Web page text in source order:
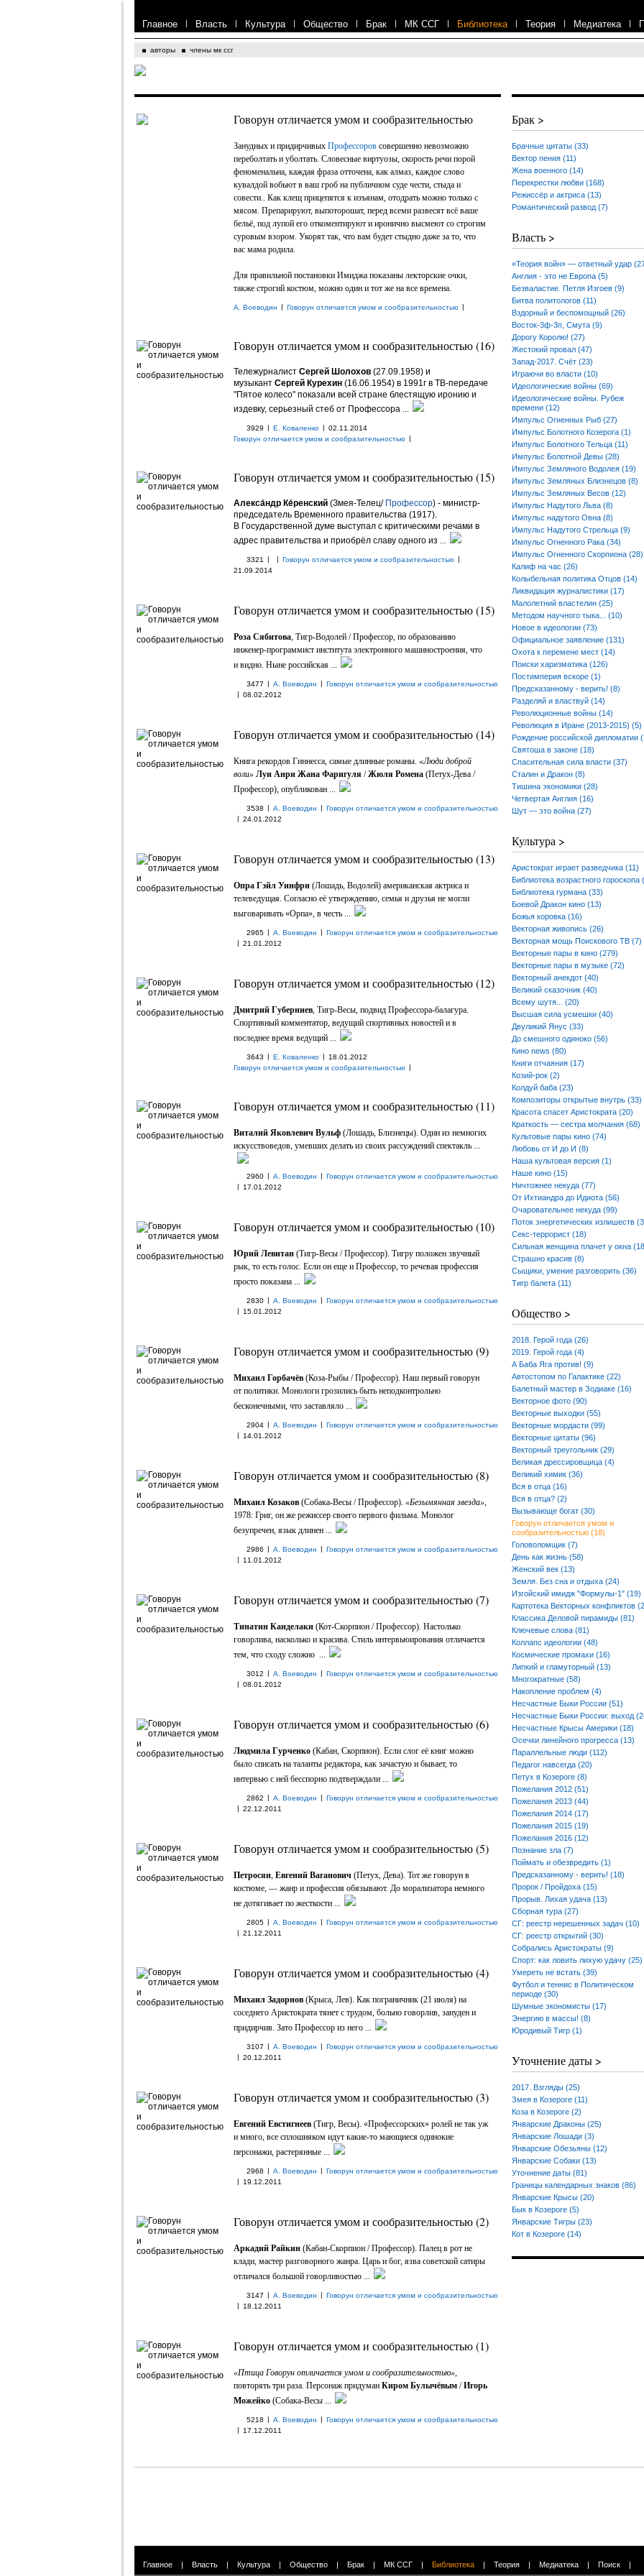
Главное | Власть | Культура | Общество | Брак | МК ССГ | Библиотека | Теория | Медиатека |
авторы члены мк ссг
Говорун отличается умом и сообразительностью
Занудных и придирчивых Профессоров совершенно невозможно
переболтать и уболтать. Словесные виртуозы, скорость речи порой
феноменальна, каждая фраза отточена, как алмаз, каждое слово
кувалдой вобьют в ваш гроб на публичном суде чести, стыда и
совести.. Как клещ прицепятся к изъянам, отодрать можно только с
мясом. Препарируют, выпоторошат, перед всеми развесят всё ваше
бельё, под лупой его откоментируют и иронично высмеют со строгим
суровым взором. Укорят так, что вам будет стыдно даже за то, что
вас мама родила.
Для правильной постановки Имиджа показаны лекторские очки,
также строгий костюм, можно один и тот же на все времена.
А. Воеводин | Говорун отличается умом и сообразительностью |
Говорун отличается умом и сообразительностью (16)
Тележурналист Сергей Шолохов (27.09.1958) и
музыкант Сергей Курехин (16.06.1954) в 1991г в ТВ-передаче
"Пятое колесо" показали всей стране блестящую иронию и
издевку, серьезный стеб от Профессора ...
3929 | Е. Коваленко |
Говорун отличается умом и сообразительностью |
02.11.2014
Говорун отличается умом и сообразительностью (15)
Алекса́ндр Ке́ренский (Змея-Телец/ Профессор) - министр-
председатель Временного правительства (1917).
В Государственной думе выступал с критическими речами в
адрес правительства и приобрёл славу одного из ...
3321 | | Говорун отличается умом и сообразительностью |
21.09.2014
Говорун отличается умом и сообразительностью (15)
Роза Сябитова, Тигр-Водолей / Профессор, по образованию
инженер-программист института электронного машиностроения, что
и видно. Ныне российская ...
3477 | А. Воеводин | Говорун отличается умом и сообразительностью
| 08.02.2012
Говорун отличается умом и сообразительностью (14)
Книга рекордов Гиннесса, самые длинные романы. «Люди доброй
воли» Луи Анри Жана Фаригуля /Жюля Ромена (Петух-Дева /
Профессор), опубликован ...
3538 | А. Воеводин | Говорун отличается умом и сообразительностью
| 24.01.2012
Говорун отличается умом и сообразительностью (13)
Опра Гэйл Уинфри (Лошадь, Водолей) американская актриса и
телеведущая. Согласно её утверждению, семья и друзья не могли
выговаривать «Орпа», в честь ...
2965 | А. Воеводин | Говорун отличается умом и сообразительностью
| 21.01.2012
Говорун отличается умом и сообразительностью (12)
Дмитрий Губерниев, Тигр-Весы, подвид Профессора-балагура.
Спортивный комментатор, ведущий спортивных новостей и в
последнее время ведущий ...
3643 | Е. Коваленко |
Говорун отличается умом и сообразительностью |
18.01.2012
Говорун отличается умом и сообразительностью (11)
Виталий Яковлевич Вульф (Лошадь, Близнецы). Один из немногих
искусствоведов, умевших делать из своих рассуждений спектакль ...
2960 | А. Воеводин | Говорун отличается умом и сообразительностью
|
17.01.2012
Говорун отличается умом и сообразительностью (10)
Юрий Левитан (Тигр-Весы / Профессор). Тигру положен звучный
рык, то есть голос. Если он еще и Профессор, то речевая профессия
просто показана ...
2830 | А. Воеводин | Говорун отличается умом и сообразительностью
|
15.01.2012
Говорун отличается умом и сообразительностью (9)
Михаил Горбачёв (Коза-Рыбы / Профессор). Наш первый говорун
от политики. Монологи грозились быть неподконтрольно
бесконечными, что заставляло ...
2904 | А. Воеводин | Говорун отличается умом и сообразительностью
|
14.01.2012
Говорун отличается умом и сообразительностью (8)
Михаил Козаков (Собака-Весы / Профессор). «Безымянная звезда»,
1978: Григ, он же режиссер своего первого фильма. Монолог
безупречен, язык длинен ...
2986 | А. Воеводин | Говорун отличается умом и сообразительностью
|
11.01.2012
Говорун отличается умом и сообразительностью (7)
Тинатин Канделаки (Кот-Скорпион / Профессор). Настолько
говорлива, насколько и красива. Стиль интервьюирования отличается
тем, что сходу сложно ...
3012 | А. Воеводин | Говорун отличается умом и сообразительностью
| 08.01.2012
Говорун отличается умом и сообразительностью (6)
Людмила Гурченко (Кабан, Скорпион). Если слог её книг можно
было списать на таланты редактора, как зачастую и бывает, то
интервью с ней бесспорно подтверждали ...
2862 | А. Воеводин | Говорун отличается умом и сообразительностью
| 22.12.2011
Говорун отличается умом и сообразительностью (5)
Петросян, Евгений Ваганович (Петух, Дева). Тот же говорун в
костюме, — жанр и профессия обязывают. До морализатора немного
не дотягивает по жесткости ...
2805 | А. Воеводин | Говорун отличается умом и сообразительностью
| 21.12.2011
Говорун отличается умом и сообразительностью (4)
Михаил Задорнов (Крыса, Лев). Как пограничник (21 июля) на
соседнего Аристократа тянет с трудом, больно говорлив, зануден и
придирчив. Зато Профессор из него ...
3107 | А. Воеводин | Говорун отличается умом и сообразительностью
| 20.12.2011
Говорун отличается умом и сообразительностью (3)
Евгений Евстигнеев (Тигр, Весы). «Профессорских» ролей не так уж
и много, все сплошняком идут какие-то мающиеся одинокие
персонажи, растерянные ...
2968 | А. Воеводин | Говорун отличается умом и сообразительностью
|
19.12.2011
Говорун отличается умом и сообразительностью (2)
Аркадий Райкин (Кабан-Скорпион / Профессор). Палец в рот не
клади, мастер разговорного жанра. Царь и бог, язва советской сатиры
отличался большой говорливостью ...
3147 | А. Воеводин | Говорун отличается умом и сообразительностью
|
18.12.2011
Говорун отличается умом и сообразительностью (1)
«Птица Говорун отличается умом и сообразительностью»,
повторять три раза. Персонаж придуман Киром Булычёвым /Игорь
Можейко (Собака-Весы ...
5218 | А. Воеводин | Говорун отличается умом и сообразительностью
|
17.12.2011
Брак >
Брачные цитаты (33)
Вектор пения (11)
Жена военного (14)
Перекрестки любви (168)
Режиссёр и актриса (13)
Романтический развод (7)
Власть >
«Теория войн» — ответный удар
Англия - это не Европа (5)
Безваластие. Петля Изгоев (9)
Битва политологов (11)
Вздорный и беспомощный (26)
Восток-3ф-3п, Смута (9)
Дорогу Королю! (27)
Жестокий провал (47)
Запад-2017. Счёт (23)
Играючи во власти (10)
Идеологические войны (69)
Идеологические войны. Рубеж
времени (12)
Импульс Огненных Рыб (27)
Импульс Болотного Козерога (1)
Импульс Болотного Тельца (11)
Импульс Болотной Девы (28)
Импульс Земляного Водолея (19)
Импульс Земляных Близнецов (8)
Импульс Земляных Весов (12)
Импульс Надутого Льва (8)
Импульс надутого Овна (8)
Импульс Надутого Стрельца (9)
Импульс Огненного Рака (34)
Импульс Огненного Скорпиона (28)
Калиф на час (26)
Колыбельная политика Отцов (14)
Ликвидация журналистики (17)
Малолетний властелин (25)
Методом научного тыка... (10)
Новое в идеологии (73)
Официальное заявление (131)
Охота к перемене мест (14)
Поиски харизматика (126)
Постимперия вскоре (1)
Предсказанному - верить! (8)
Разделяй и властвуй (14)
Революционные войны (14)
Революция в Иране (2013-2015) (5)
Рождение российской дипломатии
Святоша в законе (18)
Спасительная сила власти (37)
Сталин и Дракон (8)
Тишина экономики (28)
Четвертая Англия (16)
Шут — это война (27)
Культура >
Аристократ играет разведчика (11)
Библиотека возрастного гороскопа
Библиотека гурмана (33)
Боевой Дракон кино (13)
Божья коровка (16)
Векторная живопись (26)
Векторная мощь Поискового ТВ (7)
Векторные пары в кино (279)
Векторные пары в музыке (72)
Векторный анекдот (40)
Великий сказочник (40)
Всему шутя... (20)
Высшая сила усмешки (40)
Двуликий Янус (33)
До смешного одиноко (56)
Кино news (80)
Книги отчаяния (17)
Козий-рок (2)
Колдуй баба (23)
Композиторы открытые внутрь (33)
Красота спасет Аристократа (20)
Краткость — сестра молчания (68)
Культовые пары кино (74)
Любовь от И до И (8)
Наша культовая версия (1)
Наше кино (15)
Ничтожнее некуда (77)
От Ихтиандра до Идиота (56)
Очаровательнее некуда (99)
Поток энергетических излишеств
Секс-террорист (18)
Сильная женщина плачет у окна
Страшно красив (8)
Сыщики, умение разговорить (36)
Тигр балета (11)
Общество >
2018. Герой года (26)
2019. Герой года (4)
А Баба Яга против! (9)
Автостопом по Галактике (22)
Балетный мастер в Зодиаке (16)
Векторное фото (90)
Векторные выходки (55)
Векторные мордасти (99)
Векторные цитаты (96)
Векторный треугольник (29)
Великая дрессировщица (4)
Великий химик (36)
Вся в отца (16)
Вся в отца? (2)
Вызывающе богат (30)
Говорун отличается умом и
сообразительностью (18)
Головоломщик (7)
День как жизнь (58)
Женский век (13)
Земля. Без сна и отдыха (24)
Изгойский имидж "Формулы-1" (19)
Картотека Векторных конфликтов
Классика Деловой пирамиды (81)
Ключевые слова (81)
Коллапс идеологии (48)
Космические промахи (16)
Липкий и гламуторный (13)
Многократные (58)
Накопление проблем (4)
Несчастные Быки России (51)
Несчастные Быки России: выход
Несчастные Крысы Америки (18)
Осечки линейного прогресса (13)
Параллельные люди (112)
Педагог навсегда (20)
Петух в Козероге (8)
Пожелания 2012 (51)
Пожелания 2013 (44)
Пожелания 2014 (17)
Пожелания 2015 (19)
Пожелания 2016 (12)
Познание зла (7)
Поймать и обезвредить (1)
Предсказанному - верить! (18)
Пророк / Пройдоха (15)
Прорыв. Лихая удача (13)
Сборная тура (27)
СГ: реестр нерешенных задач (10)
СГ: реестр открытий (30)
Собрались Аристократы (9)
Спорт: как ловить лихую удачу (25)
Умереть не встать (39)
Футбол и теннис в Политическом
периоде (30)
Шумные экономисты (17)
Энергию в массы! (8)
Юродивый Тигр (1)
Уточнение даты >
2017. Взгляды (25)
Змея в Козероге (11)
Коза в Козероге (2)
Январские Драконы (25)
Январские Лошади (3)
Январские Обезьяны (12)
Январские Собаки (13)
Уточнение даты (81)
Границы календарных знаков (86)
Январские Крысы (20)
Бык в Козероге (5)
Январские Тигры (23)
Кот в Козероге (14)
Главное | Власть | Культура | Общество | Брак | МК ССГ | Библиотека | Теория | Медиатека | Поиск |